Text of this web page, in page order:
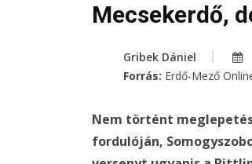
Mecsekerdő,
Gribek Dániel
Forrás: Erdő-Mező
Nem történt
fordulóján,